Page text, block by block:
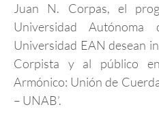
Juan N. Corpas, el
Universidad
Universidad EAN desean
Corpista y al público
Armónico: Unión de
– UNAB’.